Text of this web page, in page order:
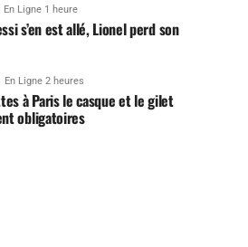
En Ligne 1 heure
s’en est allé, Lionel perd son
En Ligne 2 heures
à Paris le casque et le gilet
obligatoires